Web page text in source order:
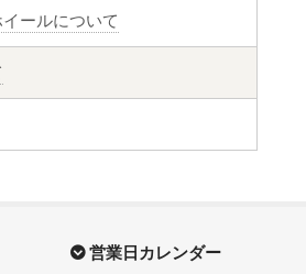
ールについて
営業日カレンダー